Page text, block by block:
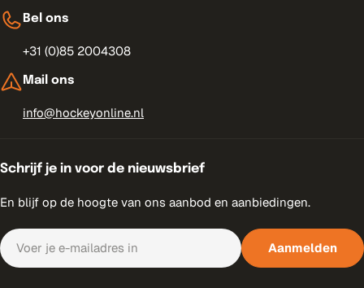
Bel ons
+31 (0)85 2004308
Mail ons
info@hockeyonline.nl
Schrijf je in voor de nieuwsbrief
En blijf op de hoogte van ons aanbod en aanbiedingen.
E-
mail
Aanmelden